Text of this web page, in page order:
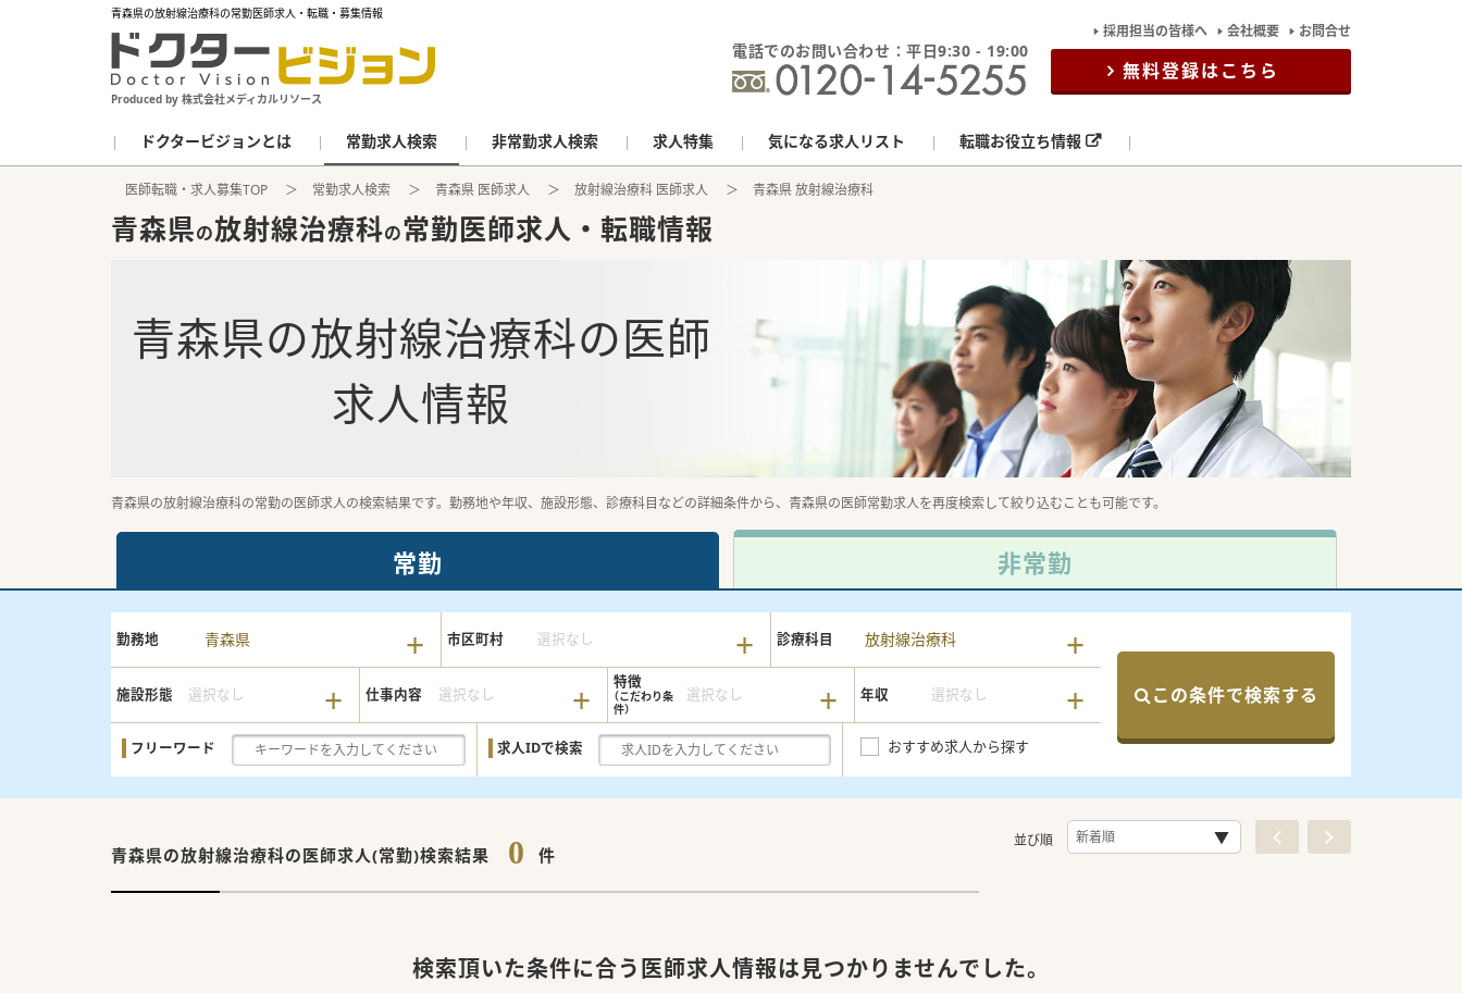
青森県の放射線治療科の常勤医師求人・転職・募集情報
Produced by 株式会社メディカルリソース
電話でのお問い合わせ：平日9:30 - 19:00
採用担当の皆様へ 会社概要 お問合せ
無料登録はこちら
ドクタービジョンとは 常勤求人検索 非常勤求人検索 求人特集 気になる求人リスト 転職お役立ち情報
医師転職・求人募集TOP 常勤求人検索 青森県 医師求人 放射線治療科 医師求人 青森県 放射線治療科
青森県の放射線治療科の常勤医師求人・転職情報
青森県の放射線治療科の医師
求人情報
青森県の放射線治療科の常勤の医師求人の検索結果です。勤務地や年収、施設形態、診療科目などの詳細条件から、青森県の医師常勤求人を再度検索して絞り込むことも可能です。
常勤 非常勤
勤務地 青森県 市区町村 選択なし 診療科目 放射線治療科
施設形態 選択なし 仕事内容 選択なし
特徴
選択なし 年収 選択なし
フリーワード 求人IDで検索 おすすめ求人から探す
この条件で検索する
青森県の放射線治療科の医師求人(常勤)検索結果 0 件
並び順
検索頂いた条件に合う医師求人情報は見つかりませんでした。